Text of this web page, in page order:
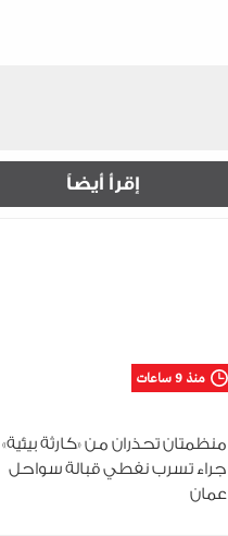
إقرأ أيضاً
منذ 9 ساعات
منظمتان تحذران من «كارثة بيئية»
جراء تسرب نفطي قبالة سواحل
عمان